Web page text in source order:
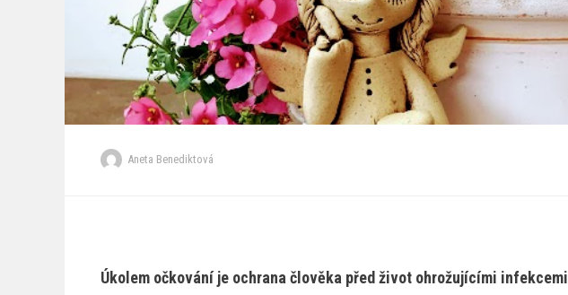
Aneta Benediktová
Úkolem očkování je ochrana člověka před život ohrožujícími infekcemi